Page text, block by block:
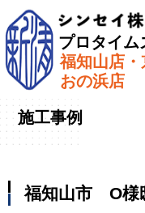
プロタイム
福知山店
おの浜店
ホーム»施工事例»
施工事例
福知山市 O様